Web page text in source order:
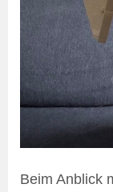
Beim Anblick